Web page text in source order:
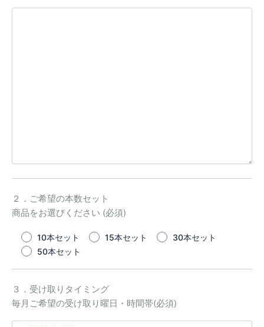
２．ご希望の本数セット
商品をお選びください (必須)
10本セット 15本セット
30本セット
50本セット
３．受け取りタイミング
毎月ご希望の受け取り曜日・時間帯(必須)